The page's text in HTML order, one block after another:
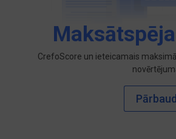
CrefoScore un ieteicamais